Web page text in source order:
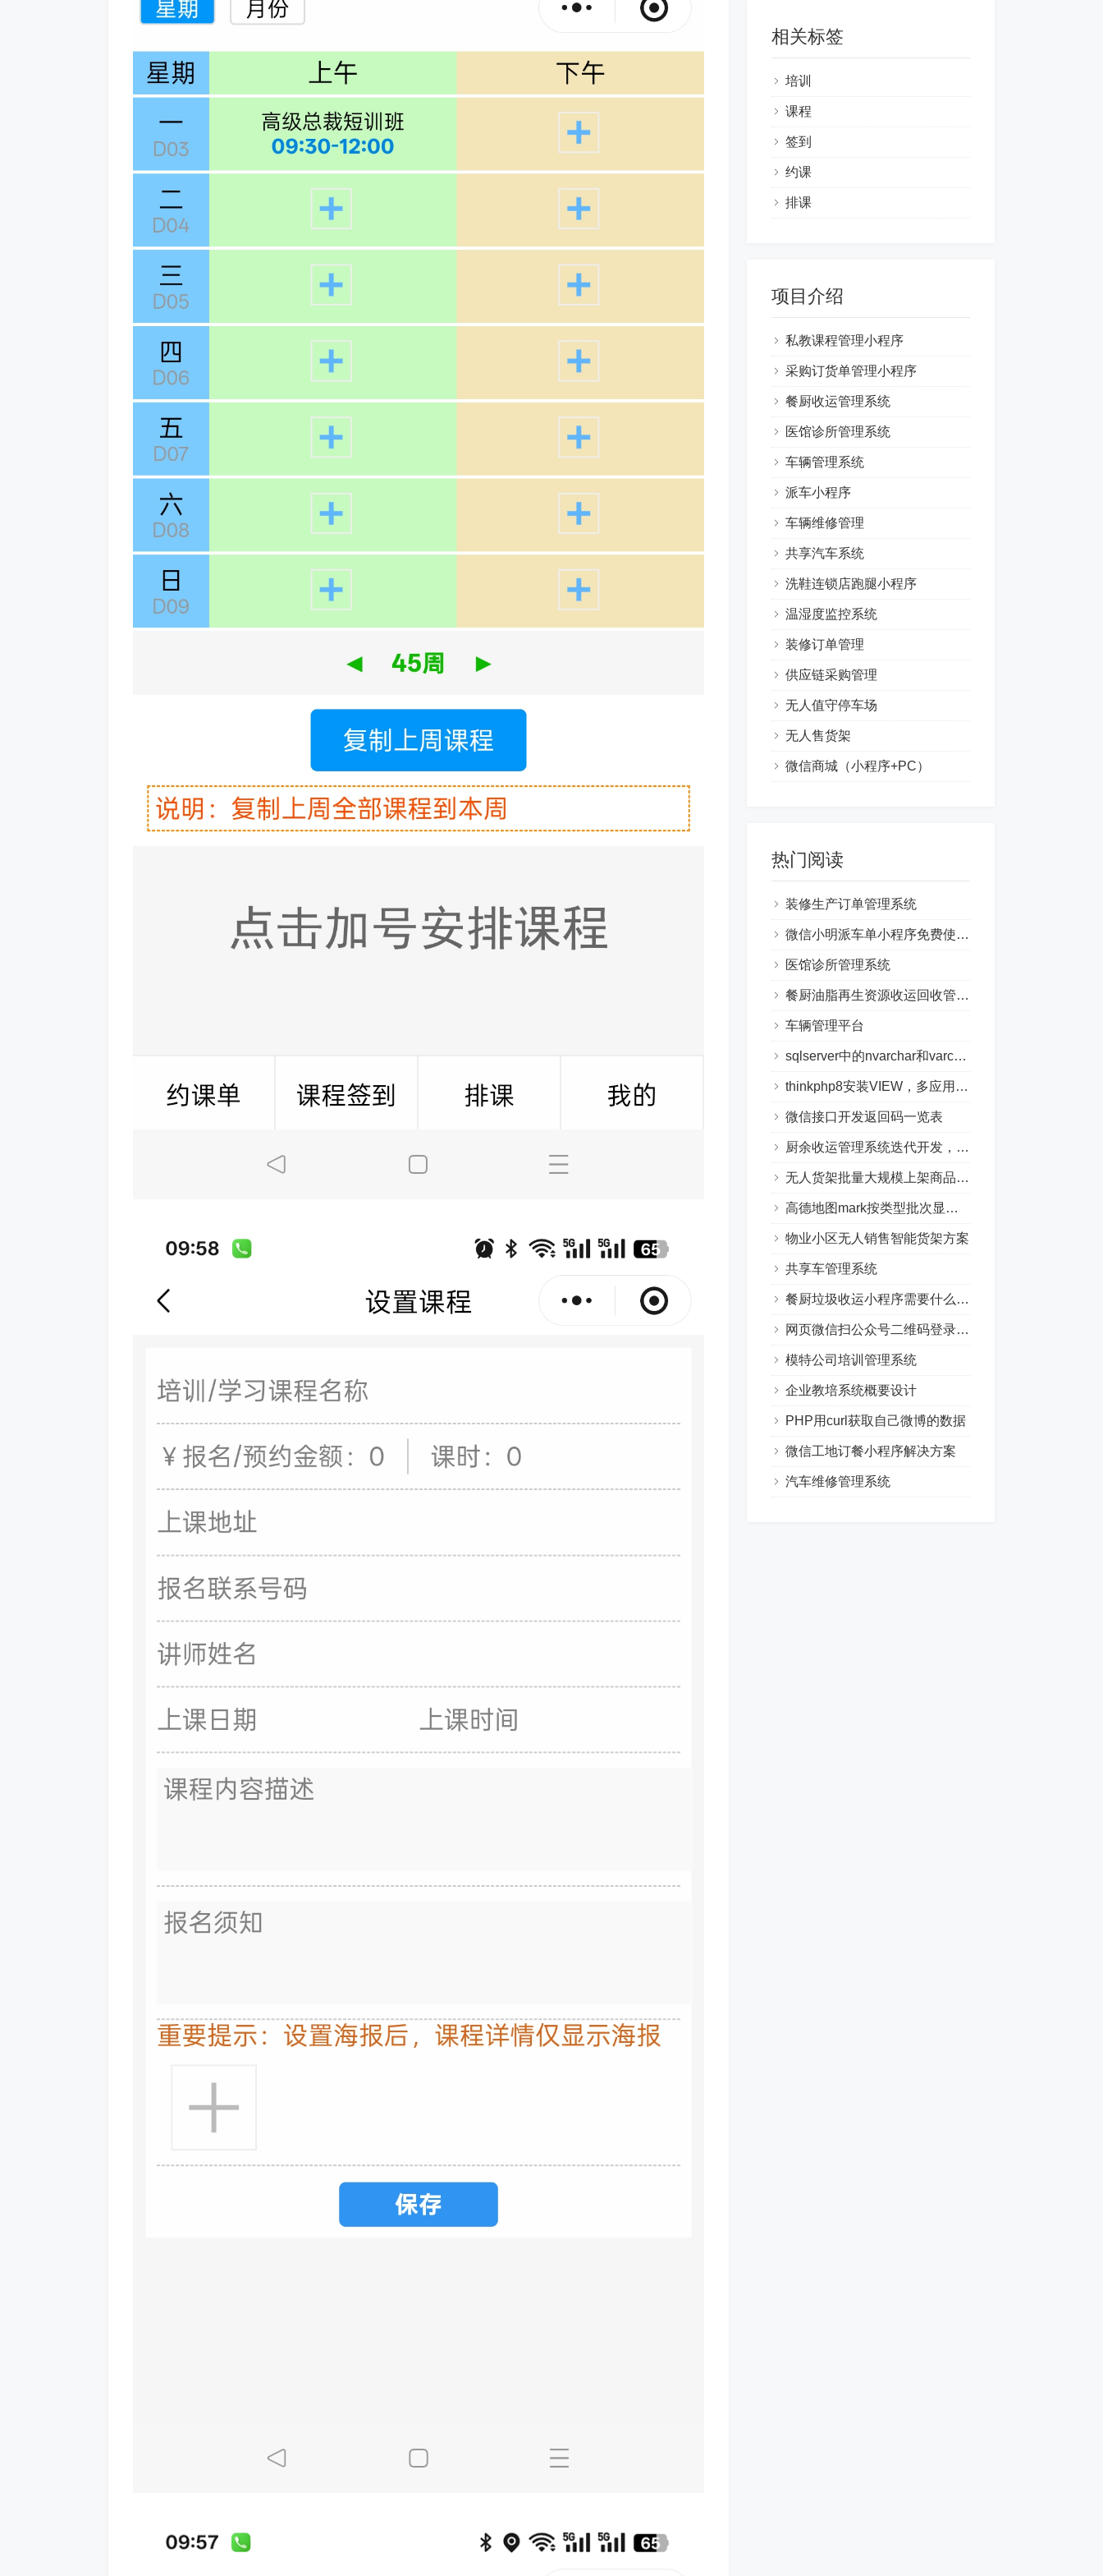
相关标签
培训
课程
签到
约课
排课
项目介绍
私教课程管理小程序
采购订货单管理小程序
餐厨收运管理系统
医馆诊所管理系统
车辆管理系统
派车小程序
车辆维修管理
共享汽车系统
洗鞋连锁店跑腿小程序
温湿度监控系统
装修订单管理
供应链采购管理
无人值守停车场
无人售货架
微信商城（小程序+PC）
热门阅读
装修生产订单管理系统
微信小明派车单小程序免费使用教程
医馆诊所管理系统
餐厨油脂再生资源收运回收管理系统方案
车辆管理平台
sqlserver中的nvarchar和varchar的区别
thinkphp8安装VIEW，多应用，验证码
微信接口开发返回码一览表
厨余收运管理系统迭代开发，回收系统优化升级
无人货架批量大规模上架商品解决方案
高德地图mark按类型批次显示不同的颜色
物业小区无人销售智能货架方案
共享车管理系统
餐厨垃圾收运小程序需要什么条件
网页微信扫公众号二维码登录培训系统
模特公司培训管理系统
企业教培系统概要设计
PHP用curl获取自己微博的数据
微信工地订餐小程序解决方案
汽车维修管理系统